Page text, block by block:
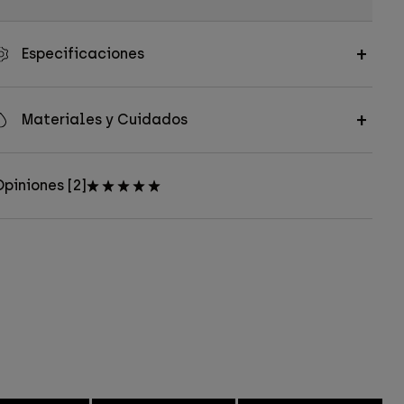
Especificaciones
Materiales y Cuidados
[2]